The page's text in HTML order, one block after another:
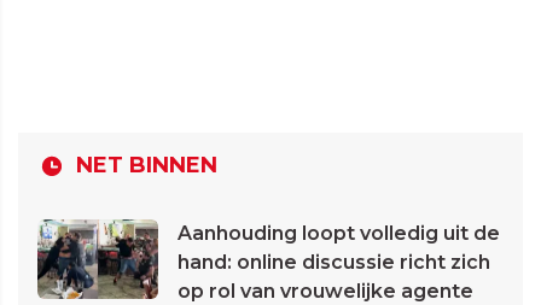
NET BINNEN
Aanhouding loopt volledig uit de
hand: online discussie richt zich
op rol van vrouwelijke agente